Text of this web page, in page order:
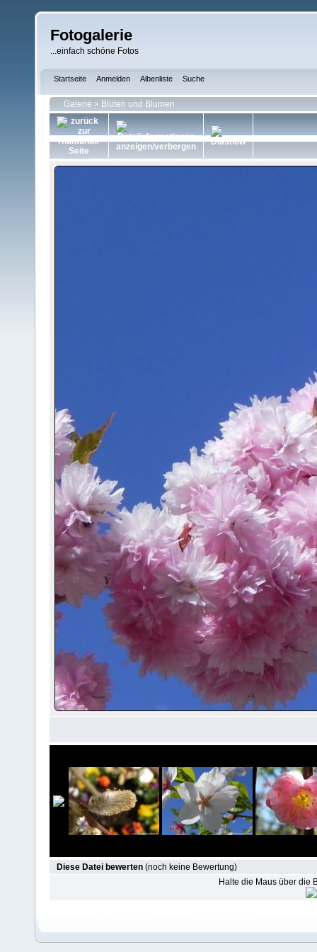
Fotogalerie
...einfach schöne Fotos
Startseite Anmelden Albenliste Suche
Galerie > Blüten und Blumen
Diese Datei bewerten (noch keine Bewertung)
Halte die Maus über die